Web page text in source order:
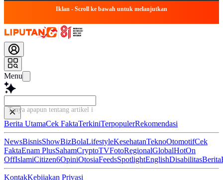
Iklan - Scroll ke bawah untuk melanjutkan
Menu
Tanya apapun tentang artikel ini...
Berita UtamaCek FaktaTerkiniTerpopulerRekomendasi
NewsBisnisShowBizBolaLifestyleKesehatanTeknoOtomotifCek
FaktaEnam PlusSahamCryptoTVFotoRegionalGlobalHotOn
OffIslamiCitizen6OpiniOtosiaFeedsSpotlightEnglishDisabilitasBerita
KontakKebijakan Privasi